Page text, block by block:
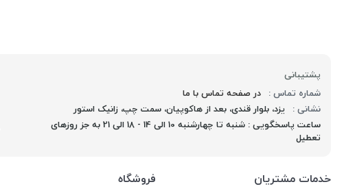
پشتیبانی
شماره تماس : در صفحه تماس با ما
نشانی : یزد، بلوار قندی، بعد از هاکوپیان، سمت چپ، زانیک استور
ساعت پاسخگویی : شنبه تا چهارشنبه 10 الی 14 - 18 الی 21 به جز روزهای
تعطیل
خدمات مشتریان فروشگاه